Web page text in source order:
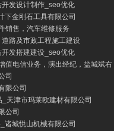
发设计制作_seo优化
下金刚石工具有限公司
销售，汽车维修服务
路及市政工程施工建设
发搭建建设_seo优化
值电信业务，演出经纪，盐城斌右
司
限公司
天津市玛莱欧建材有限公司
公司
诸城悦山机械有限公司